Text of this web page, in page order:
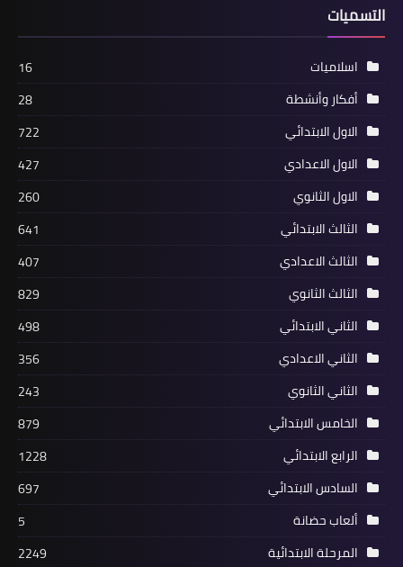
التسميات
اسلاميات
16
أفكار وأنشطة
28
الاول الابتدائي
722
الاول الاعدادي
427
الاول الثانوي
260
الثالث الابتدائي
641
الثالث الاعدادي
407
الثالث الثانوي
829
الثاني الابتدائي
498
الثاني الاعدادي
356
الثاني الثانوي
243
الخامس الابتدائي
879
الرابع الابتدائي
1228
السادس الابتدائي
697
ألعاب حضانة
5
المرحلة الابتدائية
2249